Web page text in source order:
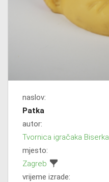
naslov:
Patka
autor:
Tvornica igračaka Biserka
mjesto:
Zagreb
vrijeme izrade: